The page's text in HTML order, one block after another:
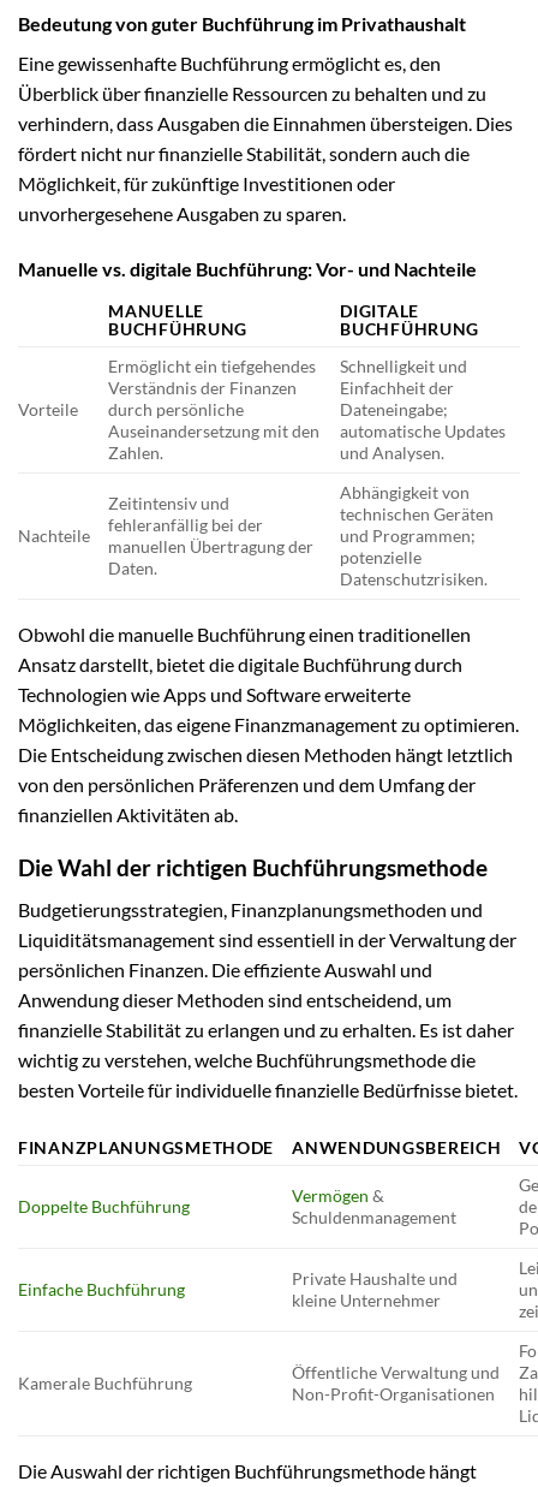
Bedeutung von guter Buchführung im Privathaushalt
Eine gewissenhafte Buchführung ermöglicht es, den
Überblick über finanzielle Ressourcen zu behalten und zu
verhindern, dass Ausgaben die Einnahmen übersteigen. Dies
fördert nicht nur finanzielle Stabilität, sondern auch die
Möglichkeit, für zukünftige Investitionen oder
unvorhergesehene Ausgaben zu sparen.
Manuelle vs. digitale Buchführung: Vor- und Nachteile
MANUELLE
BUCHFÜHRUNG
DIGITALE
BUCHFÜHRUNG
Vorteile
Ermöglicht ein tiefgehendes
Verständnis der Finanzen
durch persönliche
Auseinandersetzung mit den
Zahlen.
Schnelligkeit und
Einfachheit der
Dateneingabe;
automatische Updates
und Analysen.
Nachteile
Zeitintensiv und
fehleranfällig bei der
manuellen Übertragung der
Daten.
Abhängigkeit von
technischen Geräten
und Programmen;
potenzielle
Datenschutzrisiken.
Obwohl die manuelle Buchführung einen traditionellen
Ansatz darstellt, bietet die digitale Buchführung durch
Technologien wie Apps und Software erweiterte
Möglichkeiten, das eigene Finanzmanagement zu optimieren.
Die Entscheidung zwischen diesen Methoden hängt letztlich
von den persönlichen Präferenzen und dem Umfang der
finanziellen Aktivitäten ab.
Die Wahl der richtigen Buchführungsmethode
Budgetierungsstrategien, Finanzplanungsmethoden und
Liquiditätsmanagement sind essentiell in der Verwaltung der
persönlichen Finanzen. Die effiziente Auswahl und
Anwendung dieser Methoden sind entscheidend, um
finanzielle Stabilität zu erlangen und zu erhalten. Es ist daher
wichtig zu verstehen, welche Buchführungsmethode die
besten Vorteile für individuelle finanzielle Bedürfnisse bietet.
FINANZPLANUNGSMETHODE ANWENDUNGSBEREICH
Doppelte Buchführung
Vermögen &
Schuldenmanagement
Einfache Buchführung
Private Haushalte und
kleine Unternehmer
Kamerale Buchführung
Öffentliche Verwaltung und
Non-Profit-Organisationen
Die Auswahl der richtigen Buchführungsmethode hängt